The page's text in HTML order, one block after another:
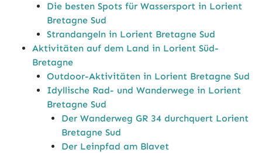
Die besten Spots für Wassersport in Lorient
Bretagne Sud
Strandangeln in Lorient Bretagne Sud
Aktivitäten auf dem Land in Lorient Süd-
Bretagne
Outdoor-Aktivitäten in Lorient Bretagne Sud
Idyllische Rad- und Wanderwege in Lorient
Bretagne Sud
Der Wanderweg GR 34 durchquert Lorient
Bretagne Sud
Der Leinpfad am Blavet